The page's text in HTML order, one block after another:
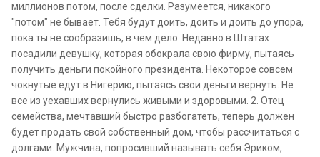
миллионов потом, после сделки. Разумеется, никакого
"потом" не бывает. Тебя будут доить, доить и доить до упора,
пока ты не сообразишь, в чем дело. Недавно в Штатах
посадили девушку, которая обокрала свою фирму, пытаясь
получить деньги покойного президента. Некоторое совсем
чокнутые едут в Нигерию, пытаясь свои деньги вернуть. Не
все из уехавших вернулись живыми и здоровыми. 2. Отец
семейства, мечтавший быстро разбогатеть, теперь должен
будет продать свой собственный дом, чтобы рассчитаться с
долгами. Мужчина, попросивший называть себя Эриком,